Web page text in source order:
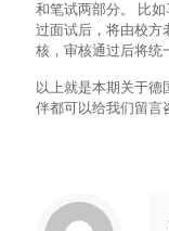
和笔试两部分。 比
过面试后，将由校方
核，审核通过后将统
以上就是本期关于德
伴都可以给我们留